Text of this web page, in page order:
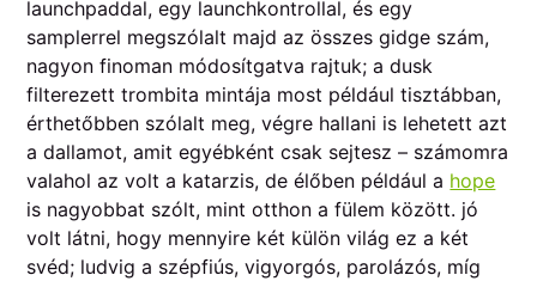
launchpaddal, egy launchkontrollal, és egy
samplerrel megszólalt majd az összes gidge szám,
nagyon finoman módosítgatva rajtuk; a dusk
filterezett trombita mintája most például tisztábban,
érthetőbben szólalt meg, végre hallani is lehetett azt
a dallamot, amit egyébként csak sejtesz – számomra
valahol az volt a katarzis, de élőben például a hope
is nagyobbat szólt, mint otthon a fülem között. jó
volt látni, hogy mennyire két külön világ ez a két
svéd; ludvig a szépfiús, vigyorgós, parolázós, míg